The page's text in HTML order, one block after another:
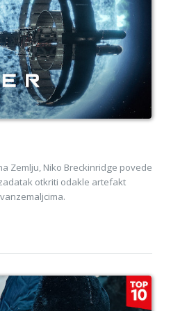
Zemlju, Niko Breckinridge povede
otkriti odakle artefakt